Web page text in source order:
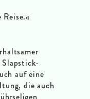
Reise.«
auf eine
die auch